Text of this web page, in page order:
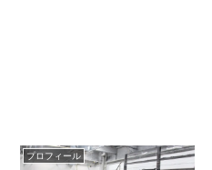
プロフィール